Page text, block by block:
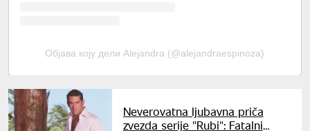
Објава коју дели Alejandra (@alejandraespinoza)
Neverovatna ljubavna priča
zvezda serije "Rubi": Fatalni